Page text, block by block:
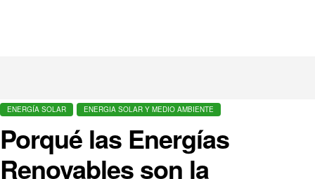
ENERGÍA SOLAR ENERGIA SOLAR Y MEDIO AMBIENTE
Porqué las Energías
Renovables son la